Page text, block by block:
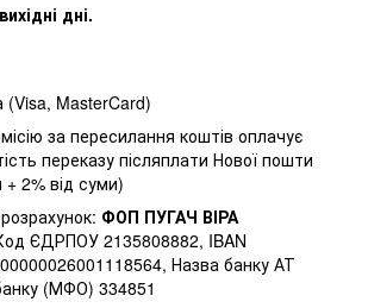
дні.
MasterCard)
за пересилання коштів оплачує
переказу післяплати Нової пошти
2% від суми)
ФОП ПУГАЧ ВІРА
ЄДРПОУ 2135808882, IBAN
Назва банку АТ
(МФО) 334851